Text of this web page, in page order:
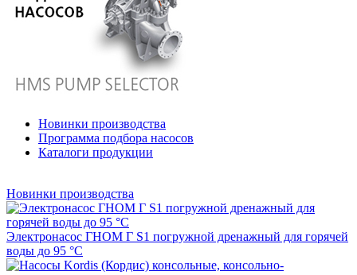
Новинки производства
Программа подбора насосов
Каталоги продукции
Новинки производства
Электронасос ГНОМ Г S1 погружной дренажный для горячей
воды до 95 °С